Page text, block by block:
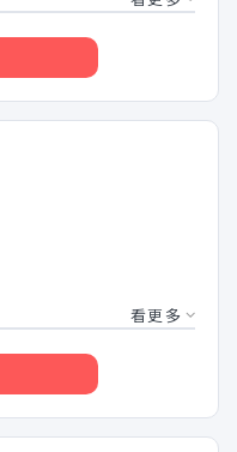
看更多